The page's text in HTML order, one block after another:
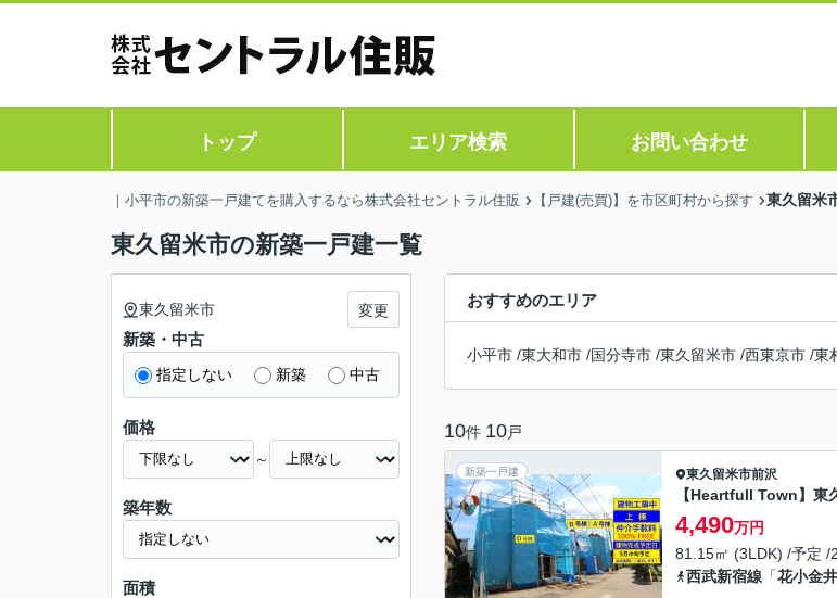
トップ エリア検索 お問い合わせ
｜小平市の新築一戸建てを購入するなら株式会社セントラル住販 【戸建(売買)】を市区町村から探す 東久留米
東久留米市の新築一戸建一覧
おすすめのエリア
小平市 /東大和市 /国分寺市 /東久留米市 /西東京市 /東
10件 10戸
新築一戸建 東久留米市前沢
【Heartfull Town】東
4,490万円
81.15㎡ (3LDK) /予定 /
西武新宿線 「花小金井
東久留米市 変更
新築・中古
指定しない 新築 中古
価格
～
築年数
面積